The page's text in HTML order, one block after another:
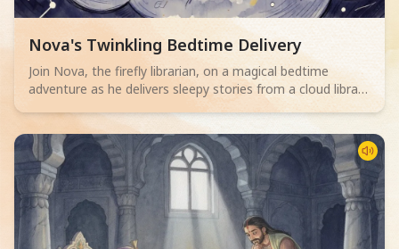
Read children story -
Nova's Twinkling Bedtime Delivery
Join Nova, the firefly librarian, on a magical bedtime
adventure as he delivers sleepy stories from a cloud library